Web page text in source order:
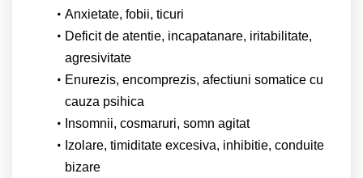
Anxietate, fobii, ticuri
Deficit de atentie, incapatanare, iritabilitate,
agresivitate
Enurezis, encomprezis, afectiuni somatice cu
cauza psihica
Insomnii, cosmaruri, somn agitat
Izolare, timiditate excesiva, inhibitie, conduite
bizare